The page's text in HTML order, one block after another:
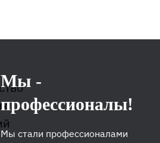
Мы -
профессионалы!
Мы стали профессионалами